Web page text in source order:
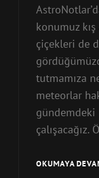
konumuz
çiçekleri de
tutmamıza
meteorlar
gündemdeki
çalışacağız.
OKUMAYA